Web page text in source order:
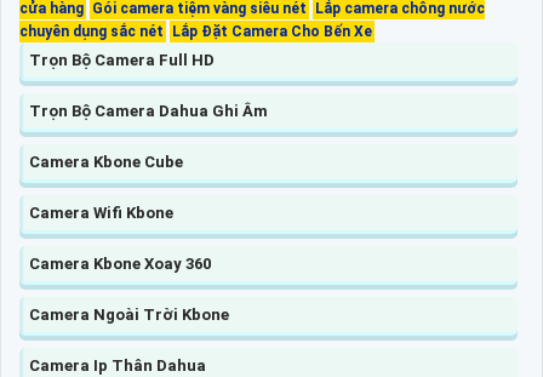
cửa hàng Gói camera tiệm vàng siêu nét
Lắp camera chông nước
chuyên dụng sắc nét
Lắp Đặt Camera Cho Bến Xe
Trọn Bộ Camera Full HD
Trọn Bộ Camera Dahua Ghi Âm
Camera Kbone Cube
Camera Wifi Kbone
Camera Kbone Xoay 360
Camera Ngoài Trời Kbone
Camera Ip Thân Dahua